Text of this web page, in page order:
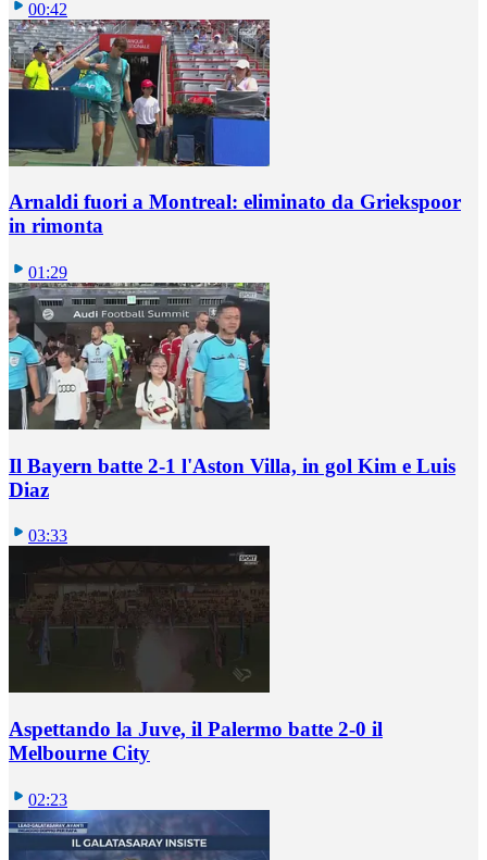
00:42
Arnaldi fuori a Montreal: eliminato da Griekspoor
in rimonta
01:29
Il Bayern batte 2-1 l'Aston Villa, in gol Kim e Luis
Diaz
03:33
Aspettando la Juve, il Palermo batte 2-0 il
Melbourne City
02:23